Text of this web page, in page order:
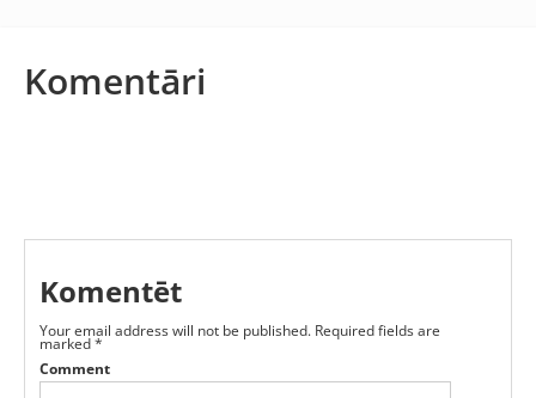
Komentāri
Komentēt
Your email address will not be published. Required fields are
marked*
Comment